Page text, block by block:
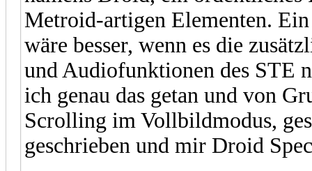
Metroid-artigen Elementen.
wäre besser, wenn es die
und Audiofunktionen des STE
ich genau das getan und von
Scrolling im Vollbildmodus,
geschrieben und mir Droid